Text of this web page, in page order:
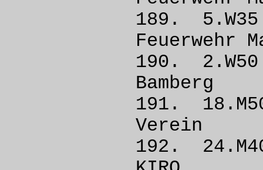
189.
190.
191.
192.